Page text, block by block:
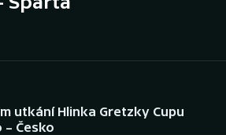
utkání Hlinka Gretzky Cupu
– Česko